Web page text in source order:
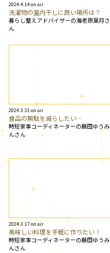
2024.4.14 on air
洗濯物の室内干しに良い場所は？
暮らし整えアドバイザーの海老原葉月さ
ん
2024.3.31 on air
食品の無駄を減らしたい…
時短家事コーディネーターの藤田ゆうみ
んさん
2024.3.17 on air
美味しい料理を手軽に作りたい！
時短家事コーディネーターの藤田ゆうみ
んさん